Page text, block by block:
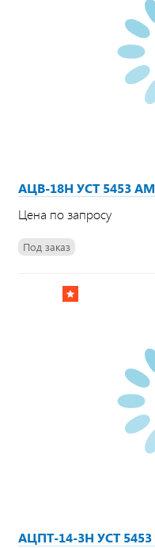
АЦВ-18Н УСТ 5453
Цена по запросу
Под заказ
АЦПТ-14-3Н УСТ 5453